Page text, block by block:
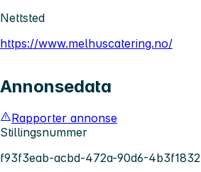
Nettsted
https://www.melhuscatering.no/
Annonsedata
Rapporter annonse
Stillingsnummer
f93f3eab-acbd-472a-90d6-